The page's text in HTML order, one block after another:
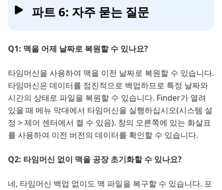
파트 6: 자주 묻는 질문
Q1: 맥을 어제 날짜로 복원할 수 있나요?
타임머신을 사용하여 맥을 이전 날짜로 복원할 수 있습니다.
타임머신은 데이터를 점진적으로 백업하므로 특정 날짜와
시간의 상태로 파일을 복원할 수 있습니다. Finder가 열려
있을 때 메뉴 막대에서 타임머신을 실행하십시오(시스템 설
정 > 제어 센터에서 켤 수 있음). 창의 오른쪽에 있는 화살표
를 사용하여 이전 버전의 데이터를 확인할 수 있습니다.
Q2: 타임머신 없이 맥을 공장 초기화할 수 있나요?
네, 타임머신 백업 없이도 맥 파일을 복구할 수 있습니다. 포